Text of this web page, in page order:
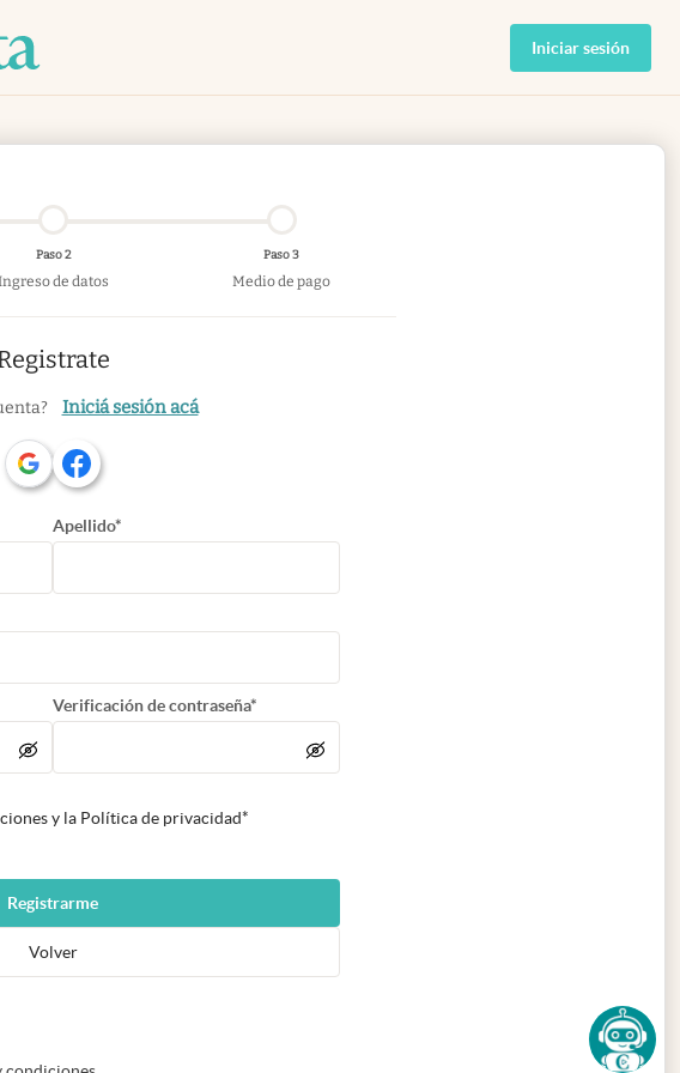
Iniciar sesión
Paso 2
de datos
Paso 3
Medio de pago
Iniciá sesión acá
Apellido*
Verificación de contraseña*
y la Política de privacidad*
Registrarme
Volver